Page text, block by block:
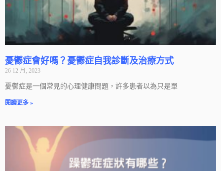
憂鬱症會好嗎？憂鬱症自我診斷及治療方式
26 12 月, 2023
憂鬱症是一個常見的心理健康問題，許多患者以為只是單
閱讀更多 »